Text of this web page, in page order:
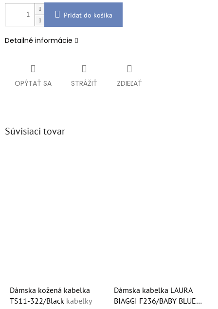
Pridať do košíka
Detailné informácie
OPÝTAŤ SA STRÁŽIŤ ZDIEĽAŤ
Súvisiaci tovar
Dámska kožená kabelka
TS11-322/Black kabelky
Dámska kabelka LAURA
BIAGGI F236/BABY BLUE